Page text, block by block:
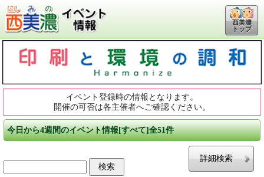
西美濃
トップ
イベント登録時の情報となります。
開催の可否は各主催者へご確認ください。
今日から4週間のイベント情報[すべて]全51件
詳細検索